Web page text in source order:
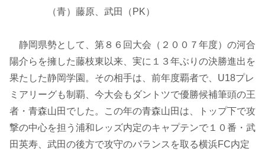
（青）藤原、武田（PK）
静岡県勢として、第８６回大会（２００７年度）の河合
陽介らを擁した藤枝東以来、実に１３年ぶりの決勝進出を
果たした静岡学園。その相手は、前年度覇者で、U18プレ
ミアリーグも制覇、今大会もダントツで優勝候補筆頭の王
者・青森山田でした。この年の青森山田は、トップ下で攻
撃の中心を担う浦和レッズ内定のキャプテンで１０番・武
田英寿、武田の後方で攻守のバランスを取る横浜FC内定